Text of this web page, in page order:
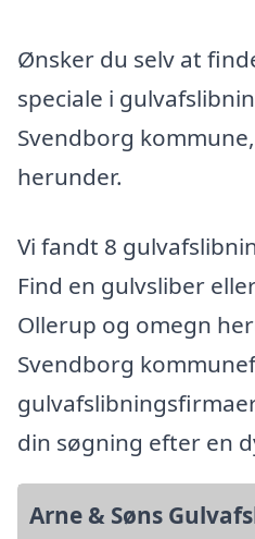
Ønsker du selv at
speciale i
Svendborg
herunder.
Vi fandt 8
Find en gulvsliber
Ollerup og omegn
Svendborg
din søgning efter en
Arne & Søns